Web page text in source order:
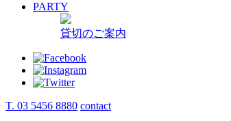
PARTY
貸切のご案内
T. 03 5456 8880 contact